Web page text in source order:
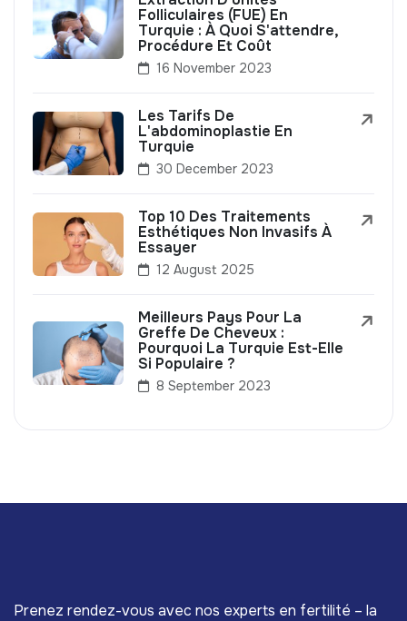
Folliculaires (FUE) En
Turquie : À Quoi S'attendre,
Procédure Et Coût
16 November 2023
Les Tarifs De
L'abdominoplastie En
Turquie
30 December 2023
Top 10 Des Traitements
Esthétiques Non Invasifs À
Essayer
12 August 2025
Meilleurs Pays Pour La
Greffe De Cheveux :
Pourquoi La Turquie Est-Elle
Si Populaire ?
8 September 2023
Prenez rendez-vous avec nos experts en fertilité – la